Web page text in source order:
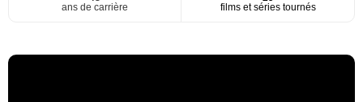
ans de carrière
films et séries tournés